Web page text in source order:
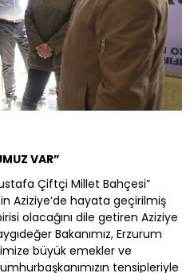
VAR”
Çiftçi Millet Bahçesi”
Aziziye’de hayata geçirilmiş
olacağını dile getiren Aziziye
Bakanımız, Erzurum
büyük emekler ve
tensipleriyle